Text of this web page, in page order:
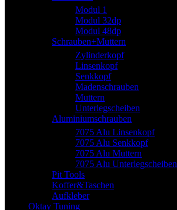
Modul 1
Modul 32dp
Modul 48dp
Schrauben+Muttern
Zylinderkopf
Linsenkopf
Senkkopf
Madenschrauben
Muttern
Unterlegscheiben
Aluminiumschrauben
7075 Alu Linsenkopf
7075 Alu Senkkopf
7075 Alu Muttern
7075 Alu Unterlegscheiben
Pit Tools
Koffer&Taschen
Aufkleber
Oktay Tuning